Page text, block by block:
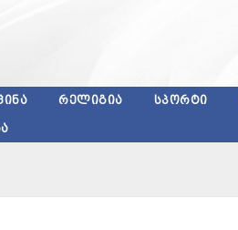
ᲠᲔᲚᲘᲒᲘᲐ ᲡᲞᲝᲠᲢᲘ